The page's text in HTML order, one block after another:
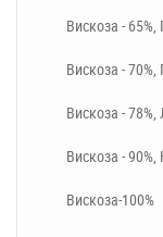
Вискоза - 65%,
Вискоза - 70%,
Вискоза - 78%,
Вискоза -
Вискоза-100%